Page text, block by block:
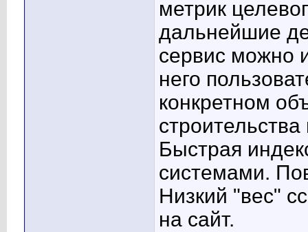
метрик
дальнейшие
сервис можно
него
конкретном
Быстрая
системами.
Низкий "вес"
на сайт.